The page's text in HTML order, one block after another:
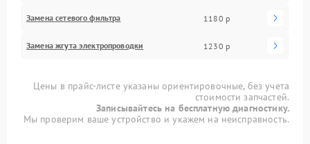
Замена сетевого фильтра 1180 р
Замена жгута электропроводки 1230 р
Цены в прайс-листе указаны ориентировочные, без учета
стоимости запчастей.
Записывайтесь на бесплатную диагностику.
Мы проверим ваше устройство и укажем на неисправность.